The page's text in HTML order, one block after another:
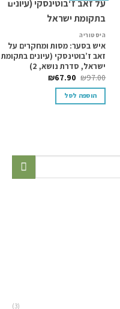
Add to
היסטוריה
איש בסער: מסות ומחקרים על
זאב ז’בוטינסקי (עיונים בתקומת
ישראל, סדרת נושא, 2)
₪97.00
₪67.90
הוספה לסל